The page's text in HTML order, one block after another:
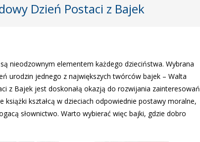
Dzień Postaci z Bajek
nieodzownym elementem każdego dzieciństwa. Wybrana
urodzin jednego z największych twórców bajek – Walta
z Bajek jest doskonałą okazją do rozwijania zainteresowań
książki kształcą w dzieciach odpowiednie postawy moralne,
słownictwo. Warto wybierać więc bajki, gdzie dobro